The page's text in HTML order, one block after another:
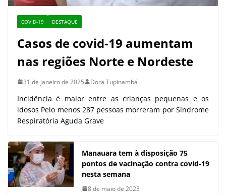
COVID-19 DESTAQUE
Casos de covid-19 aumentam
nas regiões Norte e Nordeste
31 de janeiro de 2025 Dora Tupinambá
Incidência é maior entre as crianças pequenas e os
idosos Pelo menos 287 pessoas morreram por Síndrome
Respiratória Aguda Grave
Manauara tem à disposição 75
pontos de vacinação contra covid-19
nesta semana
8 de maio de 2023